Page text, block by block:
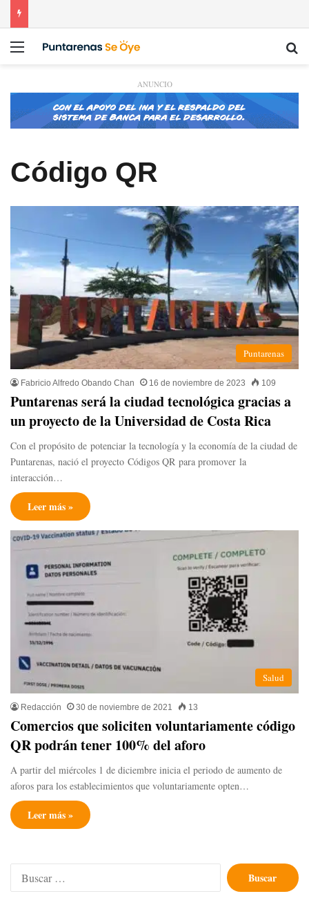
Menú
ANUNCIO
Código QR
Puntarenas
Fabricio Alfredo Obando Chan 16 de noviembre de 2023 109
Puntarenas será la ciudad tecnológica gracias a
un proyecto de la Universidad de Costa Rica
Con el propósito de potenciar la tecnología y la economía de la ciudad de
Puntarenas, nació el proyecto Códigos QR para promover la
interacción…
Leer más »
Salud
Redacción 30 de noviembre de 2021 13
Comercios que soliciten voluntariamente código
QR podrán tener 100% del aforo
A partir del miércoles 1 de diciembre inicia el periodo de aumento de
aforos para los establecimientos que voluntariamente opten…
Leer más »
Buscar: